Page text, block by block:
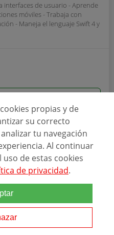
interfaces de usuario - Aprende
móviles - Trabaja con
- Maneja el lenguaje Swift 4 y
propias y de
su correcto
tu navegación
Al continuar
uso de estas cookies
de privacidad.